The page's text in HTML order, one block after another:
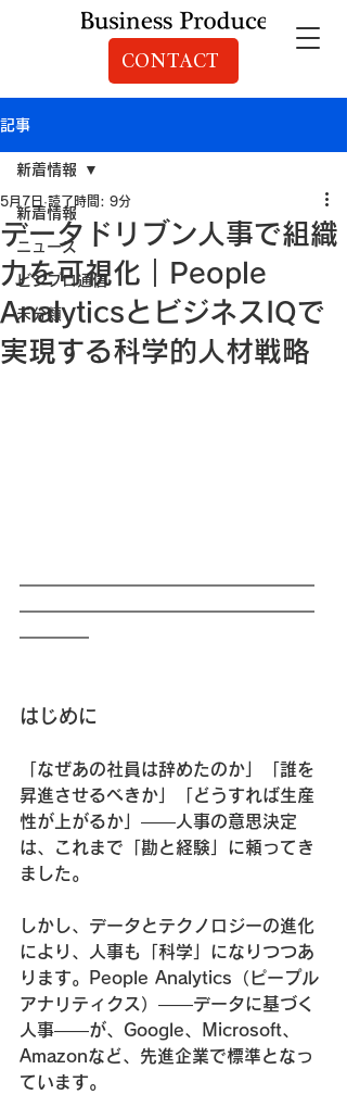
CONTACT
記事
新着情報
ニュース
ビジプロ通信
未分類
新着情報
データドリブン人事で組織
力を可視化｜People
AnalyticsとビジネスIQで
実現する科学的人材戦略
5月7日 読了時間: 9分
━━━━━━━━━━━━━━━━━
━━━━━━━━━━━━━━━━━
━━━━
はじめに
「なぜあの社員は辞めたのか」「誰を
昇進させるべきか」「どうすれば生産
性が上がるか」——人事の意思決定
は、これまで「勘と経験」に頼ってき
ました。
しかし、データとテクノロジーの進化
により、人事も「科学」になりつつあ
ります。People Analytics（ピープル
アナリティクス）——データに基づく
人事——が、Google、Microsoft、
Amazonなど、先進企業で標準となっ
ています。